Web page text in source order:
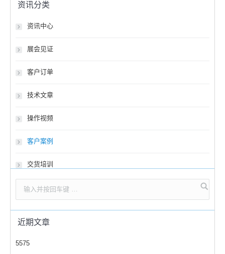
资讯分类
资讯中心
展会见证
客户订单
技术文章
操作视频
客户案例
交货培训
近期文章
5575